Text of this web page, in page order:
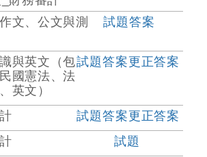
文、公文與測
試題答案
與英文（包
國憲法、法
英文）
試題答案更正答案
試題答案更正答案
試題